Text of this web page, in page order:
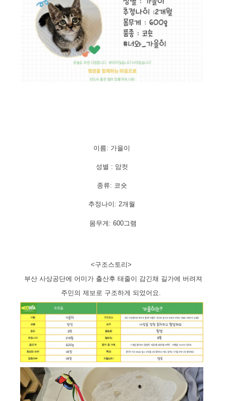
이름: 가을이
성별 : 암컷
종류: 코숏
추정나이: 2개월
몸무게: 600그램
<구조스토리>
부산 사상공단에 어미가 출산후 태줄이 감긴채 길가에 버려져
주민의 제보로 구조하게 되었어요.